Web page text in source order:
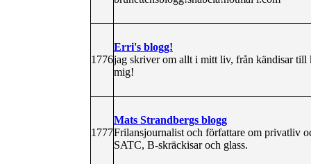
1776
Erri's blogg!
jag skriver om allt i mitt liv, från kändisar till
mig!
1777
Mats Strandbergs blogg
Frilansjournalist och författare om privatliv
SATC, B-skräckisar och glass.